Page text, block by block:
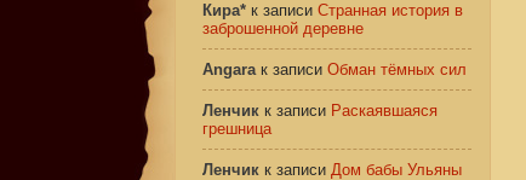
Кира* к записи Странная история в
заброшенной деревне
Angaraк записи Обман тёмных сил
Ленчик к записи Раскаявшаяся
грешница
Ленчик к записи Дом бабы Ульяны